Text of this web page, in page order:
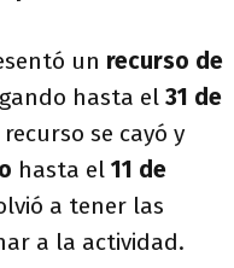
un recurso de
hasta el 31 de
se cayó y
hasta el 11 de
a tener las
a la actividad.